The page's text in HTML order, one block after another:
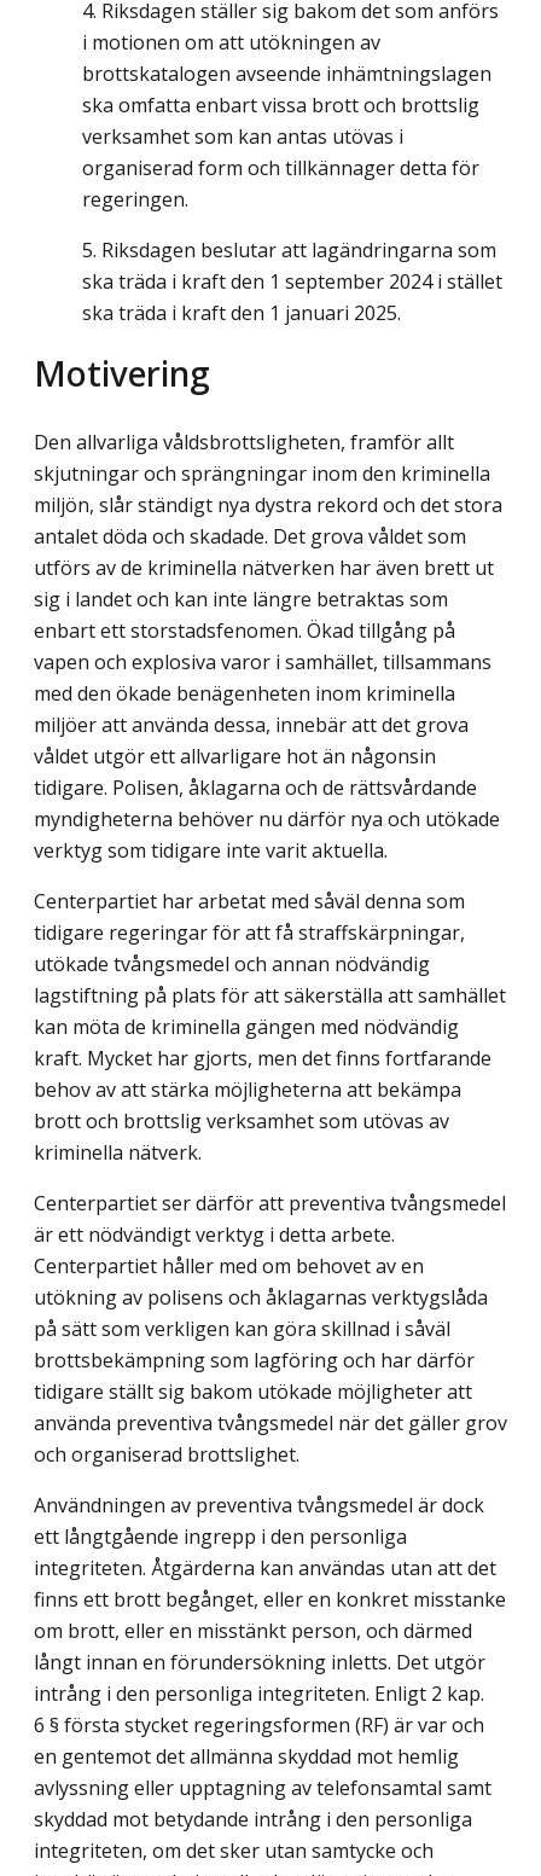
Riksdagen ställer sig bakom det som anförs
i motionen om att utökningen av
brottskatalogen avseende inhämtningslagen
ska omfatta enbart vissa brott och brottslig
verksamhet som kan antas utövas i
organiserad form och tillkännager detta för
regeringen.
Riksdagen beslutar att lagändringarna som
ska träda i kraft den 1 september 2024 i stället
ska träda i kraft den 1 januari 2025.
Motivering
Den allvarliga våldsbrottsligheten, framför allt
skjutningar och sprängningar inom den kriminella
miljön, slår ständigt nya dystra rekord och det stora
antalet döda och skadade. Det grova våldet som
utförs av de kriminella nätverken har även brett ut
sig i landet och kan inte längre betraktas som
enbart ett storstadsfenomen. Ökad tillgång på
vapen och explosiva varor i samhället, tillsammans
med den ökade benägenheten inom kriminella
miljöer att använda dessa, innebär att det grova
våldet utgör ett allvarligare hot än någonsin
tidigare. Polisen, åklagarna och de rättsvårdande
myndigheterna behöver nu därför nya och utökade
verktyg som tidigare inte varit aktuella.
Centerpartiet har arbetat med såväl denna som
tidigare regeringar för att få straff­skärpningar,
utökade tvångsmedel och annan nödvändig
lagstiftning på plats för att säkerställa att samhället
kan möta de kriminella gängen med nödvändig
kraft. Mycket har gjorts, men det finns fortfarande
behov av att stärka möjligheterna att bekämpa
brott och brottslig verksamhet som utövas av
kriminella nätverk.
Centerpartiet ser därför att preventiva tvångsmedel
är ett nödvändigt verktyg i detta arbete.
Centerpartiet håller med om behovet av en
utökning av polisens och åklagarnas verktygslåda
på sätt som verkligen kan göra skillnad i såväl
brottsbekämpning som lagföring och har därför
tidigare ställt sig bakom utökade möjligheter att
använda preventiva tvångsmedel när det gäller grov
och organiserad brottslighet.
Användningen av preventiva tvångsmedel är dock
ett långtgående ingrepp i den personliga
integriteten. Åtgärderna kan användas utan att det
finns ett brott begånget, eller en konkret misstanke
om brott, eller en misstänkt person, och därmed
långt innan en förundersökning inletts. Det utgör
intrång i den personliga integriteten. Enligt 2 kap.
6 § första stycket regeringsformen (RF) är var och
en gentemot det allmänna skyddad mot hemlig
avlyssning eller upptagning av telefonsamtal samt
skyddad mot betydande intrång i den personliga
integriteten, om det sker utan samtycke och